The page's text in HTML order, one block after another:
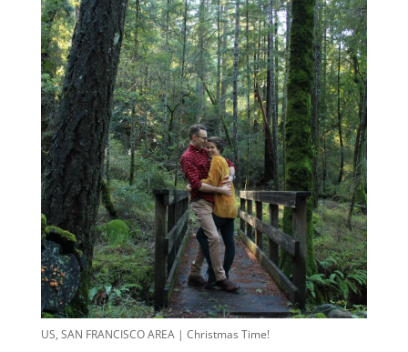
US, SAN FRANCISCO AREA | Christmas Time!